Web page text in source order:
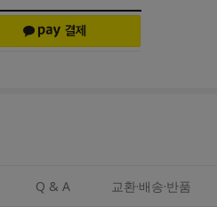
Q & A 교환·배송·반품